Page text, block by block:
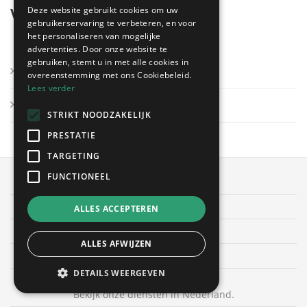
Voor bedrijven
Inloggen
Uw bedrijf registreren
OffertesOnline.be © 2026
Algemene voorwaarden
Privacybeleid
Cookies
Bekijk onze diensten in Nederland.
Deze website gebruikt cookies om uw
gebruikerservaring te verbeteren, en voor
het personaliseren van mogelijke
advertenties. Door onze website te
gebruiken, stemt u in met alle cookies in
overeenstemming met ons Cookiebeleid.
Lees verder
STRIKT NOODZAKELIJK
PRESTATIE
TARGETING
FUNCTIONEEL
ALLES ACCEPTEREN
ALLES AFWIJZEN
DETAILS WEERGEVEN